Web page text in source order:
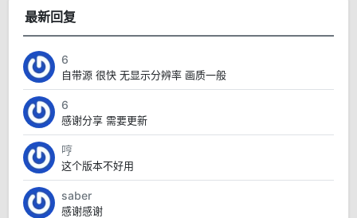
最新回复
6
自带源 很快 无显示分辨率 画质一般
6
感谢分享 需要更新
哼
这个版本不好用
saber
感谢感谢